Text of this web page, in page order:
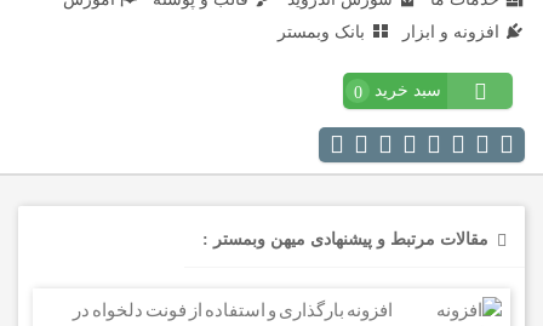
افزونه و ابزار
بانک وبمستر
سبد خرید 0
مقالات مرتبط و پیشنهادی میهن وبمستر :
افزونه بارگذاری و استفاده از فونت دلخواه در